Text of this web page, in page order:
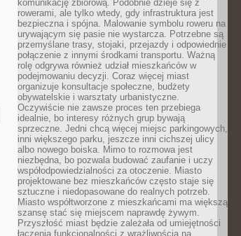
komunikację zbiorową. Podobnie dzieje się z
rowerami, ale tylko wtedy, gdy infrastruktura jest
bezpieczna i spójna. Malowanie symbolu roweru na
urywającym się pasie nie wystarcza. Potrzebne są
przemyślane trasy, stojaki, przejazdy i odpowiednie
połączenie z innymi środkami transportu. Ważną
rolę odgrywa również udział mieszkańców w
podejmowaniu decyzji. Coraz więcej miast
organizuje konsultacje społeczne, budżety
obywatelskie i warsztaty urbanistyczne.
Oczywiście nie zawsze proces ten przebiega
idealnie, bo interesy różnych grup bywają
sprzeczne. Jedni chcą więcej miejsc parkingowych,
inni większego parku, jeszcze inni cichszej ulicy
albo nowego boiska. Mimo to rozmowa jest
niezbędna, bo pozwala budować zaufanie i uczy
współodpowiedzialności za otoczenie. Miasto
projektowane bez mieszkańców często staje się
sztuczne i niedopasowane do realnych potrzeb.
Miasto współtworzone z mieszkańcami ma większą
szansę stać się miejscem naprawdę żywym.
Przyszłość miast będzie zależała od umiejętności
łączenia funkcjonalności z wrażliwością na